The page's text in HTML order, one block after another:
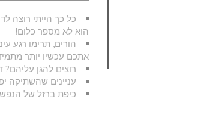
כל כך הייתי רוצה
הוא לא מספר כלום!
הורים, תרימו רגע
אתכם עכשיו יותר
רוצים להגן עליהם?
עניינים שהשתיקה
כיפת ברזל של הנפש